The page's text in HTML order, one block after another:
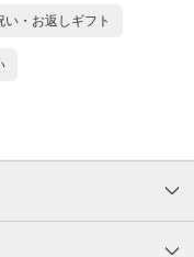
い・お返しギフト